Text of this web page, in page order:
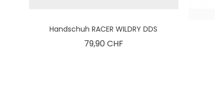
Handschuh RACER WILDRY DDS
79,90 CHFPreis